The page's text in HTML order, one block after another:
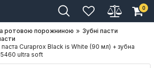
0
ротовою порожниною
Зубні пасти
Curaprox Black is White (90 мл) + зубна
5460 ultra soft